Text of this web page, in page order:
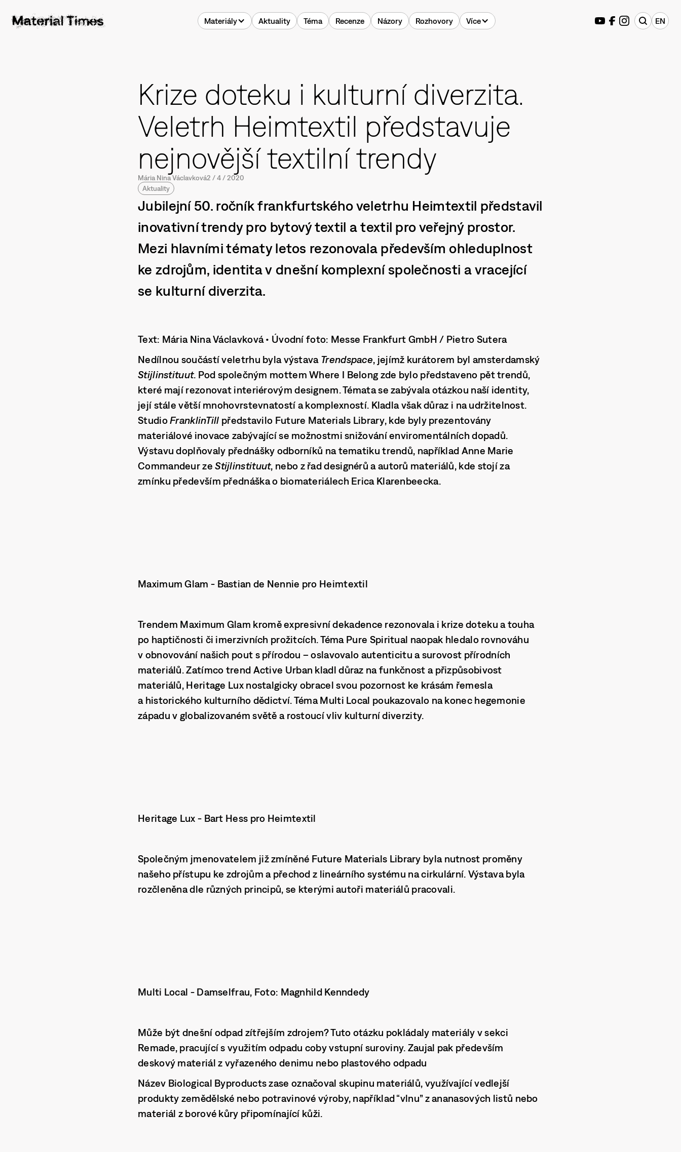
Materiály Aktuality Téma Recenze Názory Rozhovory Více EN
Krize doteku i kulturní diverzita.
Veletrh Heimtextil představuje
nejnovější textilní trendy
Mária Nina Václavková2 /4 /2020
Aktuality
Jubilejní 50. ročník frankfurtského veletrhu Heimtextil představil
inovativní trendy pro bytový textil a textil pro veřejný prostor.
Mezi hlavními tématy letos rezonovala především ohleduplnost
ke zdrojům, identita v dnešní komplexní společnosti a vracející
se kulturní diverzita.
Text: Mária Nina Václavková • Úvodní foto: Messe Frankfurt GmbH / Pietro Sutera
Nedílnou součástí veletrhu byla výstava Trendspace, jejímž kurátorem byl amsterdamský
Stijlinstituut. Pod společným mottemWhere I Belong zde bylo představeno pět trendů,
které mají rezonovat interiérovým designem. Témata se zabývala otázkou naší identity,
její stále větší mnohovrstevnatostí a komplexností. Kladla však důraz i na udržitelnost.
StudioFranklinTill představilo Future Materials Library, kde byly prezentovány
materiálové inovace zabývající se možnostmi snižování enviromentálních dopadů.
Výstavu doplňovaly přednášky odborníků na tematiku trendů, například Anne Marie
Commandeur zeStijlinstituut, nebo z řad designérů a autorů materiálů, kde stojí za
zmínku především přednáška o biomateriálech Erica Klarenbeecka.
Maximum Glam - Bastian de Nennie pro Heimtextil
Trendem Maximum Glam kromě expresivní dekadence rezonovala i krize doteku a touha
po haptičnosti či imerzivních prožitcích. Téma Pure Spiritual naopak hledalo rovnováhu
v obnovování našich pout s přírodou – oslavovalo autenticitu a surovost přírodních
materiálů. Zatímco trend Active Urban kladl důraz na funkčnost a přizpůsobivost
materiálů, Heritage Luxnostalgicky obracel svou pozornost ke krásám řemesla
a historického kulturního dědictví. TémaMulti Local poukazovalo na konec hegemonie
západu v globalizovaném světě a rostoucí vliv kulturní diverzity.
Heritage Lux - Bart Hess pro Heimtextil
Společným jmenovatelem již zmíněné Future Materials Library byla nutnost proměny
našeho přístupu ke zdrojům a přechod z lineárního systému na cirkulární. Výstava byla
rozčleněna dle různých principů, se kterými autoři materiálů pracovali.
Multi Local - Damselfrau, Foto: Magnhild Kenndedy
Může být dnešní odpad zítřejším zdrojem? Tuto otázku pokládaly materiály v sekci
Remade, pracující s využitím odpadu coby vstupní suroviny. Zaujal pak především
deskový materiál z vyřazeného denimu nebo plastového odpadu
Název Biological Byproductszase označoval skupinu materiálů, využívající vedlejší
produkty zemědělské nebo potravinové výroby, například “vlnu” z ananasových listů nebo
materiál z borové kůry připomínající kůži.